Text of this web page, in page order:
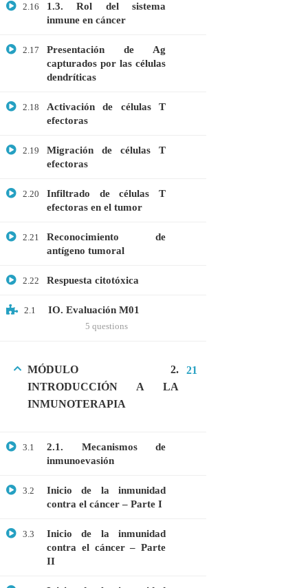
2.16
1.3. Rol del sistema
inmune en cáncer
2.17
Presentación de Ag
capturados por las células
dendríticas
2.18
Activación de células T
efectoras
2.19
Migración de células T
efectoras
2.20
Infiltrado de células T
efectoras en el tumor
2.21
Reconocimiento de
antígeno tumoral
2.22 Respuesta citotóxica
2.1 IO. Evaluación M01
5 questions
MÓDULO 2.
INTRODUCCIÓN A LA
INMUNOTERAPIA
21
3.1
2.1. Mecanismos de
inmunoevasión
3.2
Inicio de la inmunidad
contra el cáncer – Parte I
3.3
Inicio de la inmunidad
contra el cáncer – Parte
II
CATEGORIAS
Biología Molecular
Biotecnología
Especialización
General
Gratis
Microbiología
Proteómica
Blog
Cursos
Términos y Condiciones